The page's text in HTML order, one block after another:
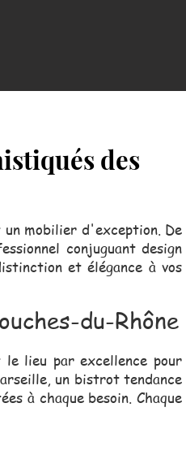
des
mobilier d'exception. De
conjuguant design
et élégance à vos
du-Rhône
le lieu par excellence pour
un bistrot tendance
à chaque besoin. Chaque